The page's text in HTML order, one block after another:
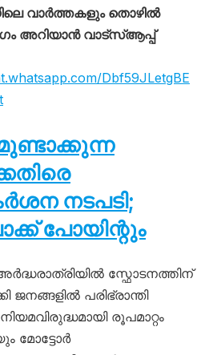
വാർത്തകളും തൊഴിൽ
അറിയാൻ വാട്സ്ആപ്പ്
Dbf59JLetgBE
നടപടി;
പോയിന്റും
സ്ഫോടനത്തിന്
ജനങ്ങളിൽ പരിഭ്രാന്തി
രൂപമാറ്റം
മോട്ടോർ